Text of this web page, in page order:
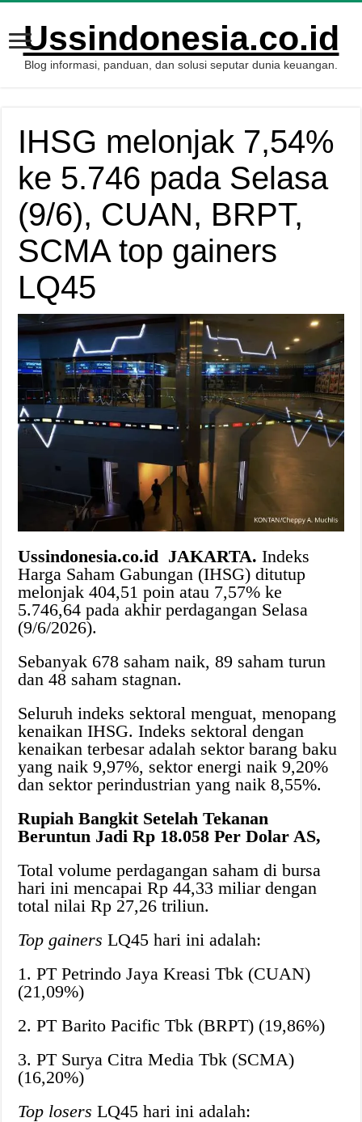
Ussindonesia.co.id
Blog informasi, panduan, dan solusi seputar dunia keuangan.
IHSG melonjak 7,54%
ke 5.746 pada Selasa
(9/6), CUAN, BRPT,
SCMA top gainers
LQ45
Ussindonesia.co.id JAKARTA. Indeks
Harga Saham Gabungan (IHSG) ditutup
melonjak 404,51 poin atau 7,57% ke
5.746,64 pada akhir perdagangan Selasa
(9/6/2026).
Sebanyak 678 saham naik, 89 saham turun
dan 48 saham stagnan.
Seluruh indeks sektoral menguat, menopang
kenaikan IHSG. Indeks sektoral dengan
kenaikan terbesar adalah sektor barang baku
yang naik 9,97%, sektor energi naik 9,20%
dan sektor perindustrian yang naik 8,55%.
Rupiah Bangkit Setelah Tekanan
Beruntun Jadi Rp 18.058 Per Dolar AS,
Total volume perdagangan saham di bursa
hari ini mencapai Rp 44,33 miliar dengan
total nilai Rp 27,26 triliun.
Top gainers LQ45 hari ini adalah:
1. PT Petrindo Jaya Kreasi Tbk (CUAN)
(21,09%)
2. PT Barito Pacific Tbk (BRPT) (19,86%)
3. PT Surya Citra Media Tbk (SCMA)
(16,20%)
Top losersLQ45 hari ini adalah: